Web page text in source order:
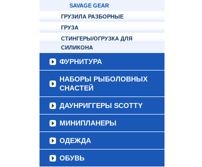
SAVAGE GEAR
ГРУЗИЛА РАЗБОРНЫЕ
ГРУЗА
СТИНГЕРЫ/ОГРУЗКА ДЛЯ
СИЛИКОНА
ФУРНИТУРА
НАБОРЫ РЫБОЛОВНЫХ
СНАСТЕЙ
ДАУНРИГГЕРЫ SCOTTY
МИНИПЛАНЕРЫ
ОДЕЖДА
ОБУВЬ